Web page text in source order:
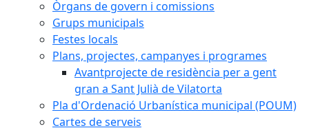
Òrgans de govern i comissions
Grups municipals
Festes locals
Plans, projectes, campanyes i programes
Avantprojecte de residència per a gent
gran a Sant Julià de Vilatorta
Pla d'Ordenació Urbanística municipal (POUM)
Cartes de serveis